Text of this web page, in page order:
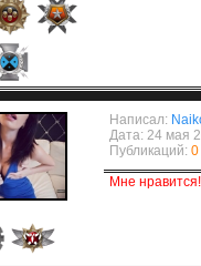
Написал:
Дата: 24 мая
Публикаций: 0
Мне нравится!